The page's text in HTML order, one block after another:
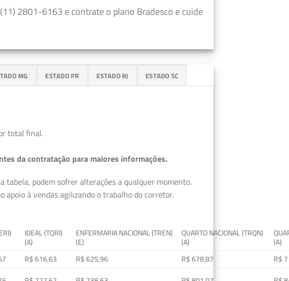
2801-6163 e contrate o plano Bradesco e cuide
MG ESTADO PR ESTADO RJ ESTADO SC
total final.
da contratação para maiores informações.
tabela, podem sofrer alterações a qualquer momento.
à vendas agilizando o trabalho do corretor.
IDEAL (TQRI)
(A)
ENFERMARIA NACIONAL (TREN)
(E)
QUARTO NACIONAL (TRQN)
(A)
(A)
R$ 616,63 R$ 625,96 R$ 678,87
R$